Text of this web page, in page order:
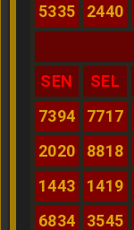
5335
2440
SEN
SEL
7394
7717
2020
8818
1443
1419
6834
3545